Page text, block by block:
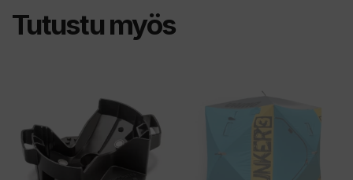
Tutustu myös
useampi
muunnelma.